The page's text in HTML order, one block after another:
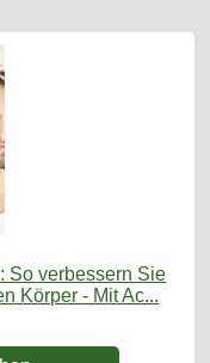
So verbessern Sie
Körper - Mit Ac...